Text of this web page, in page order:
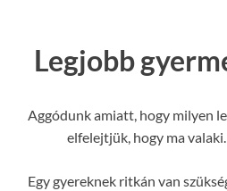
Legjobb
Aggódunk amiatt, hogy milyen
elfelejtjük, hogy ma
Egy gyereknek ritkán van